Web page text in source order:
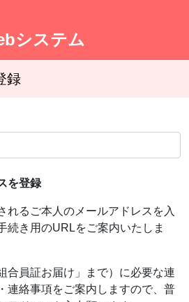
システム
録
を登録
れるご本人のメールアドレスを入
続き用のURLをご案内いたしま
合員証お届け」まで）に必要な連
連絡事項をご案内しますので、普